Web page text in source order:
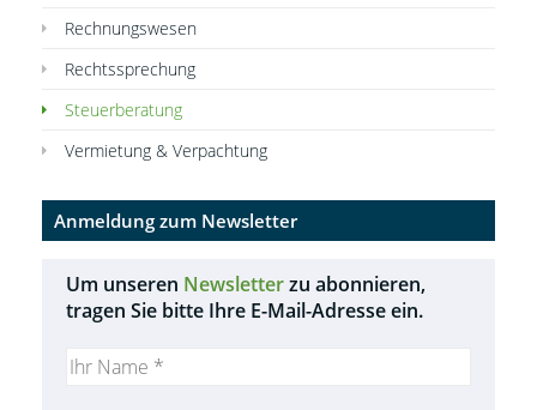
Rechnungswesen
Rechtssprechung
Steuerberatung
Vermietung & Verpachtung
Anmeldung zum Newsletter
Um unseren Newsletterzu abonnieren,
tragen Sie bitte Ihre E-Mail-Adresse ein.